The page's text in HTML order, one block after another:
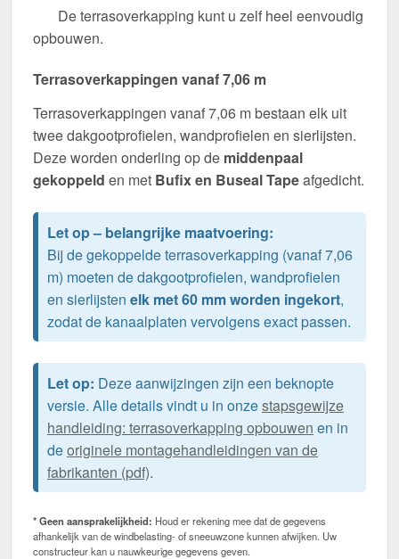
De terrasoverkapping kunt u zelf heel eenvoudig
opbouwen.
Terrasoverkappingen vanaf 7,06 m
Terrasoverkappingen vanaf 7,06 m bestaan elk uit
twee dakgootprofielen, wandprofielen en sierlijsten.
Deze worden onderling op de middenpaal
gekoppeld en met Bufix en Buseal Tapeafgedicht.
Let op – belangrijke maatvoering:
Bij de gekoppelde terrasoverkapping (vanaf 7,06
m) moeten de dakgootprofielen, wandprofielen
en sierlijsten elk met 60 mm worden ingekort,
zodat de kanaalplaten vervolgens exact passen.
Let op: Deze aanwijzingen zijn een beknopte
versie. Alle details vindt u in onzestapsgewijze
handleiding: terrasoverkapping opbouwen en in
deoriginele montagehandleidingen van de
fabrikanten (pdf).
* Geen aansprakelijkheid: Houd er rekening mee dat de gegevens
afhankelijk van de windbelasting- of sneeuwzone kunnen afwijken. Uw
constructeur kan u nauwkeurige gegevens geven.